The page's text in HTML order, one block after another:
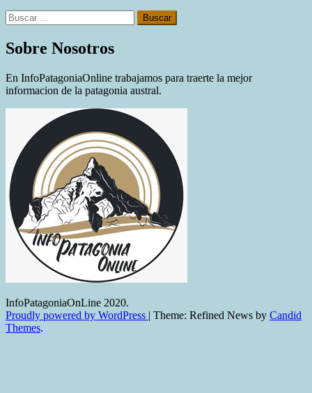
Buscar:
Sobre Nosotros
En InfoPatagoniaOnline trabajamos para traerte la mejor
informacion de la patagonia austral.
InfoPatagoniaOnLine 2020.
Proudly powered by WordPress | Theme: Refined News by Candid
Themes.